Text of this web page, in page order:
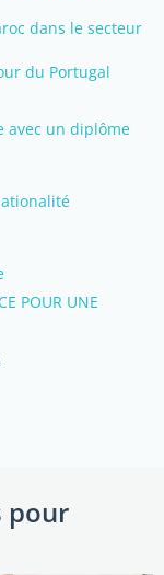
dans le secteur
du Portugal
avec un diplôme
POUR UNE
pour